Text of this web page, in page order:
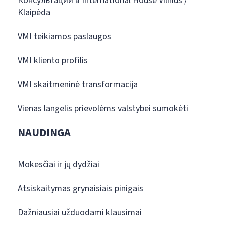
Klaipėda
VMI teikiamos paslaugos
VMI kliento profilis
VMI skaitmeninė transformacija
Vienas langelis prievolėms valstybei sumokėti
NAUDINGA
Mokesčiai ir jų dydžiai
Atsiskaitymas grynaisiais pinigais
Dažniausiai užduodami klausimai